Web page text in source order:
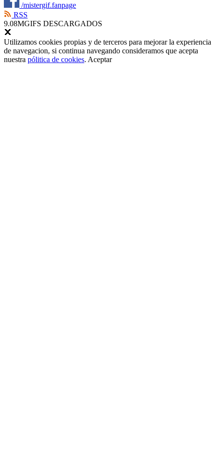
/mistergif.fanpage
RSS
9.08MGIFS DESCARGADOS
Utilizamos cookies propias y de terceros para mejorar la experiencia
de navegacion, si continua navegando consideramos que acepta
nuestra pólitica de cookies. Aceptar